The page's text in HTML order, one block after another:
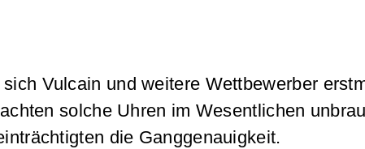
Vulcain und weitere Wettbewerber
solche Uhren im Wesentlichen
die Ganggenauigkeit.